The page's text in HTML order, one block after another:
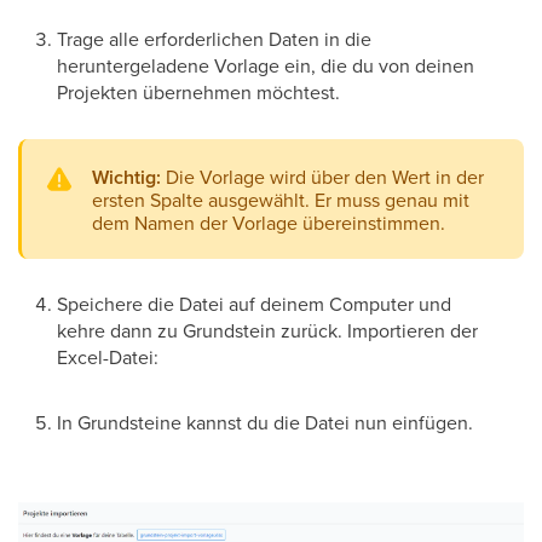
Trage alle erforderlichen Daten in die
heruntergeladene Vorlage ein, die du von deinen
Projekten übernehmen möchtest.
Wichtig: Die Vorlage wird über den Wert in der
ersten Spalte ausgewählt. Er muss genau mit
dem Namen der Vorlage übereinstimmen.
Speichere die Datei auf deinem Computer und
kehre dann zu Grundstein zurück. Importieren der
Excel-Datei:
In Grundsteine kannst du die Datei nun einfügen.